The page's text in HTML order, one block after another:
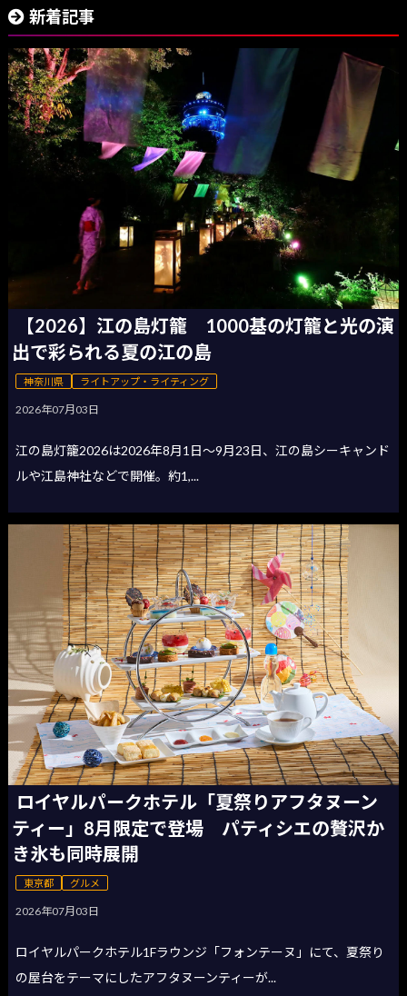
新着記事
【2026】江の島灯籠 1000基の灯籠と光の演
出で彩られる夏の江の島
神奈川県 ライトアップ・ライティング
2026年07月03日
江の島灯籠2026は2026年8月1日〜9月23日、江の島シーキャンド
ルや江島神社などで開催。約1,...
ロイヤルパークホテル「夏祭りアフタヌーン
ティー」8月限定で登場 パティシエの贅沢か
き氷も同時展開
東京都 グルメ
2026年07月03日
ロイヤルパークホテル1Fラウンジ「フォンテーヌ」にて、夏祭り
の屋台をテーマにしたアフタヌーンティーが...